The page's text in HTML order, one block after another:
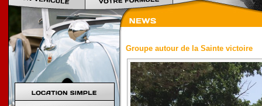
Groupe autour de la Sainte victoire